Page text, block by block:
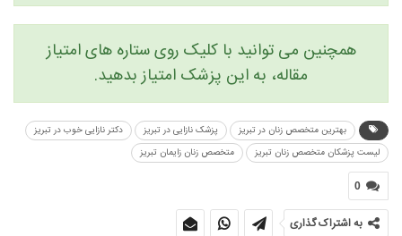
همچنین می توانید با کلیک روی ستاره های امتیاز
مقاله، به این پزشک امتیاز بدهید.
بهترین متخصص زنان در تبریز پزشک نازایی در تبریز
دکتر نازایی خوب در تبریز
لیست پزشکان متخصص زنان تبریز
متخصص زنان زایمان تبریز
0
به اشتراک گذاری